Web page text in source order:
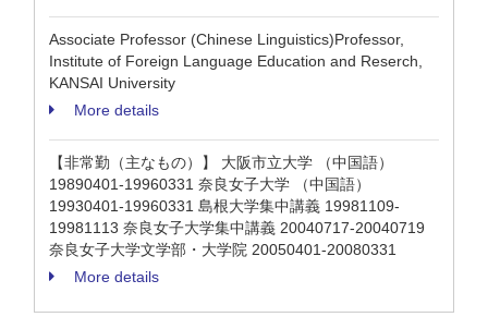
Associate Professor (Chinese Linguistics)Professor,
Institute of Foreign Language Education and Reserch,
KANSAI University
More details
【非常勤（主なもの）】 大阪市立大学 （中国語）
19890401-19960331 奈良女子大学 （中国語）
19930401-19960331 島根大学集中講義 19981109-
19981113 奈良女子大学集中講義 20040717-20040719
奈良女子大学文学部・大学院 20050401-20080331
More details